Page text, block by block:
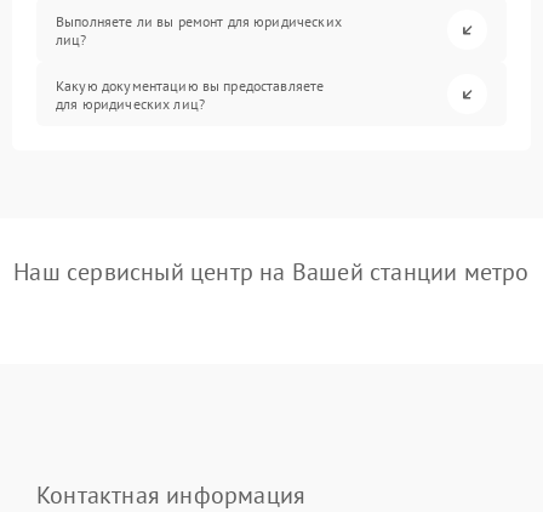
Выполняете ли вы ремонт для юридических
лиц?
Какую документацию вы предоставляете
для юридических лиц?
Наш сервисный центр на Вашей станции метро
Контактная информация